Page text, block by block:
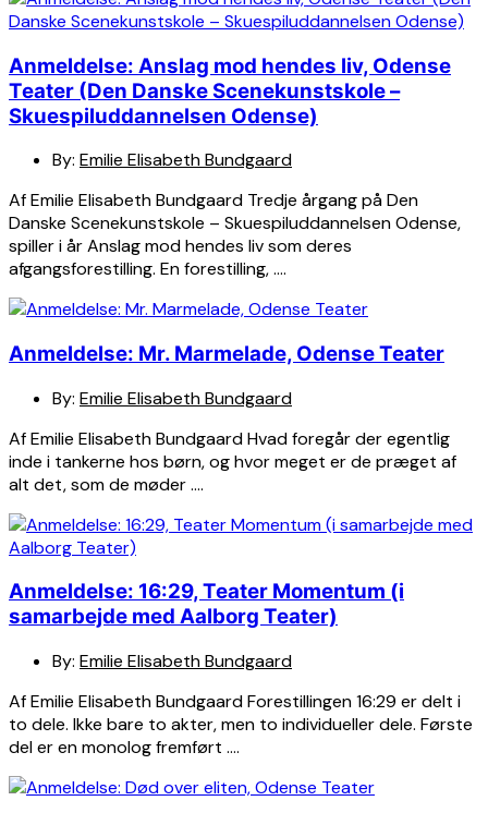
Anmeldelse: Anslag mod hendes liv, Odense
Teater (Den Danske Scenekunstskole –
Skuespiluddannelsen Odense)
By: Emilie Elisabeth Bundgaard
Af Emilie Elisabeth Bundgaard Tredje årgang på Den
Danske Scenekunstskole – Skuespiluddannelsen Odense,
spiller i år Anslag mod hendes liv som deres
afgangsforestilling. En forestilling, ….
Anmeldelse: Mr. Marmelade, Odense Teater
By: Emilie Elisabeth Bundgaard
Af Emilie Elisabeth Bundgaard Hvad foregår der egentlig
inde i tankerne hos børn, og hvor meget er de præget af
alt det, som de møder ….
Anmeldelse: 16:29, Teater Momentum (i
samarbejde med Aalborg Teater)
By: Emilie Elisabeth Bundgaard
Af Emilie Elisabeth Bundgaard Forestillingen 16:29 er delt i
to dele. Ikke bare to akter, men to individueller dele. Første
del er en monolog fremført ….